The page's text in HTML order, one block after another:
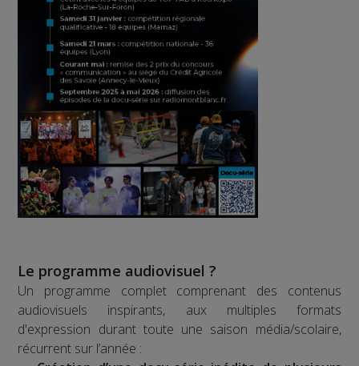
Le programme audiovisuel ?
Un programme complet comprenant des contenus
audiovisuels inspirants, aux multiples formats
d'expression durant toute une saison média/scolaire,
récurrent sur l’année :